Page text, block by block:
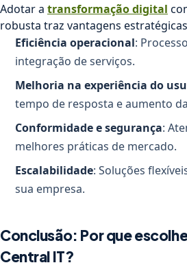
Adotar a transformação digital
robusta traz vantagens
Eficiência operacional:
integração de serviços.
Melhoria na experiência do
tempo de resposta e aumento
Conformidade e segurança:
melhores práticas de mercado.
Escalabilidade: Soluções
sua empresa.
Conclusão: Por que
Central IT?